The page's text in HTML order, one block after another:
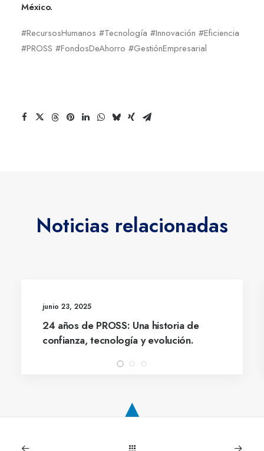
México.
#RecursosHumanos #Tecnología #Innovación #Eficiencia
#PROSS #FondosDeAhorro #GestiónEmpresarial
Noticias relacionadas
junio 23, 2025
24 años de PROSS: Una historia de
confianza, tecnología y evolución.